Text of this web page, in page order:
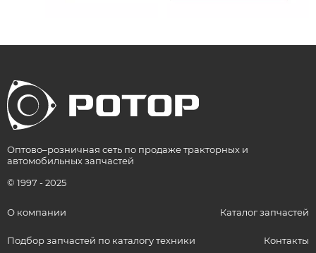
Оптово–розничная сеть по продаже тракторных и
автомобильных запчастей
© 1997 - 2025
О компании Каталог запчастей
Подбор запчастей по каталогу техники Контакты